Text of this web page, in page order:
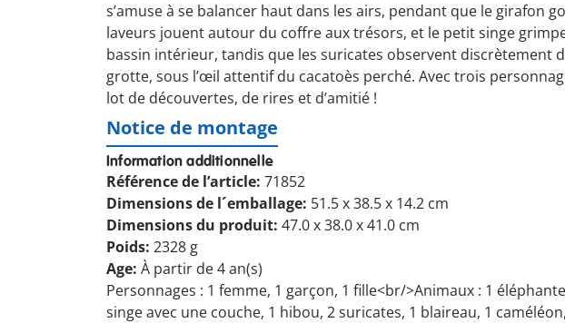
s’amuse à se balancer haut dans les airs, pendant que le girafon
laveurs jouent autour du coffre aux trésors, et le petit singe
bassin intérieur, tandis que les suricates observent discrètement
grotte, sous l’œil attentif du cacatoès perché. Avec trois
lot de découvertes, de rires et d’amitié !
Notice de montage
Information additionnelle
Référence de l’article: 71852
Dimensions de l´emballage: 51.5 x 38.5 x 14.2 cm
Dimensions du produit: 47.0 x 38.0 x 41.0 cm
Poids: 2328 g
Age: À partir de 4 an(s)
Personnages : 1 femme, 1 garçon, 1 fille<br/>Animaux : 1
singe avec une couche, 1 hibou, 2 suricates, 1 blaireau, 1